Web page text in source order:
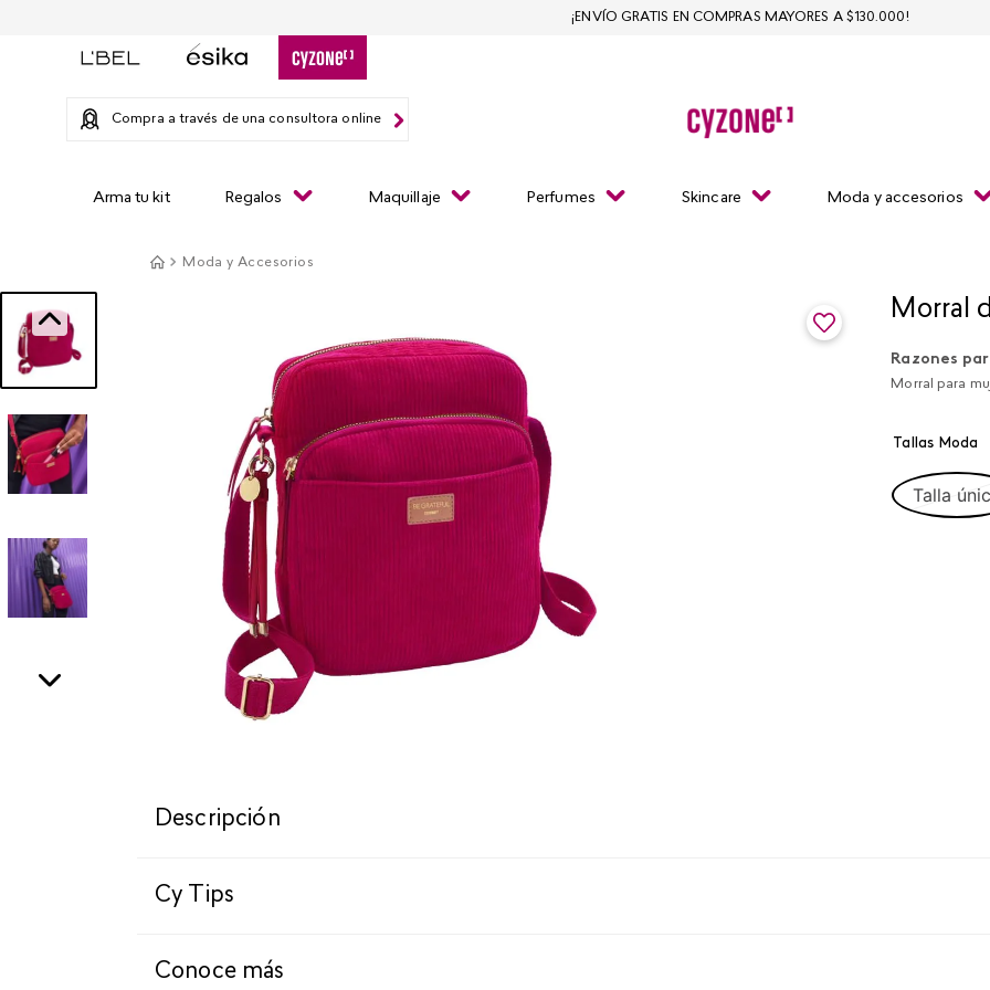
Compra a través de una consultora online
Arma tu kit Regalos Maquillaje Perfumes Skincare Moda y accesorios
¡ENVÍO GRATIS EN COMPRAS MAYORES A $130.000!
Moda y Accesorios
Morral
Razones
Morral para
Tallas Moda
Talla
Descripción
Cy Tips
Conoce más